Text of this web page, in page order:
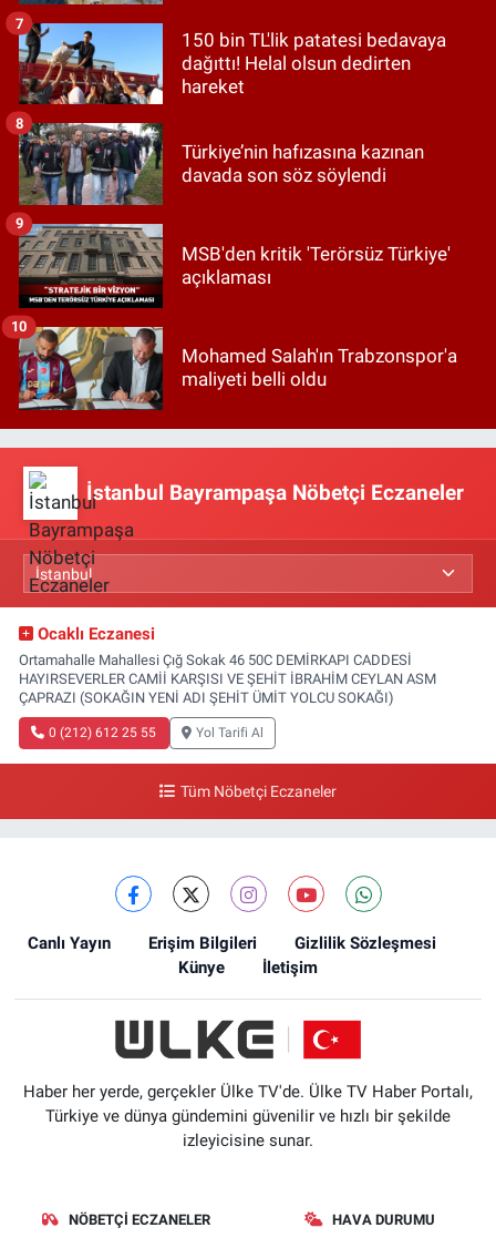
150 bin TL'lik patatesi bedavaya
dağıttı! Helal olsun dedirten
hareket
7
Türkiye’nin hafızasına kazınan
davada son söz söylendi
8
MSB'den kritik 'Terörsüz Türkiye'
açıklaması
9
Mohamed Salah'ın Trabzonspor'a
maliyeti belli oldu
10
İstanbul Bayrampaşa Nöbetçi Eczaneler
Ocaklı Eczanesi
Ortamahalle Mahallesi Çığ Sokak 46 50C DEMİRKAPI CADDESİ
HAYIRSEVERLER CAMİİ KARŞISI VE ŞEHİT İBRAHİM CEYLAN ASM
ÇAPRAZI (SOKAĞIN YENİ ADI ŞEHİT ÜMİT YOLCU SOKAĞI)
0 (212) 612 25 55 Yol Tarifi Al
Tüm Nöbetçi Eczaneler
Canlı Yayın Erişim Bilgileri
Gizlilik Sözleşmesi
Künye
İletişim
Haber her yerde, gerçekler Ülke TV'de. Ülke TV Haber Portalı,
Türkiye ve dünya gündemini güvenilir ve hızlı bir şekilde
izleyicisine sunar.
NÖBETÇI ECZANELER HAVA DURUMU